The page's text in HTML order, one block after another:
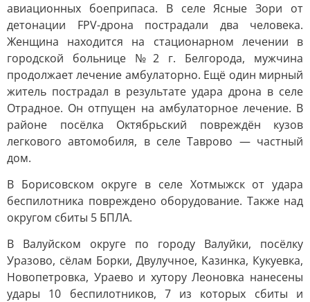
авиационных боеприпаса. В селе Ясные Зори от
детонации FPV-дрона пострадали два человека.
Женщина находится на стационарном лечении в
городской больнице №2 г. Белгорода, мужчина
продолжает лечение амбулаторно. Ещё один мирный
житель пострадал в результате удара дрона в селе
Отрадное. Он отпущен на амбулаторное лечение. В
районе посёлка Октябрьский повреждён кузов
легкового автомобиля, в селе Таврово — частный
дом.
В Борисовском округе в селе Хотмыжск от удара
беспилотника повреждено оборудование. Также над
округом сбиты 5 БПЛА.
В Валуйском округе по городу Валуйки, посёлку
Уразово, сёлам Борки, Двулучное, Казинка, Кукуевка,
Новопетровка, Ураево и хутору Леоновка нанесены
удары 10 беспилотников, 7 из которых сбиты и